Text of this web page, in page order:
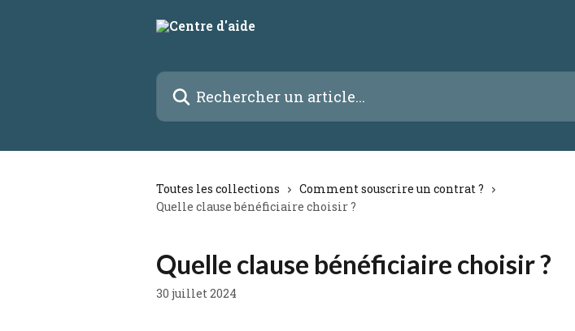
Rechercher un article...
Toutes les collections
Comment souscrire un contrat ?
Quelle clause bénéficiaire choisir ?
Quelle clause bénéficiaire choisir ?
30 juillet 2024